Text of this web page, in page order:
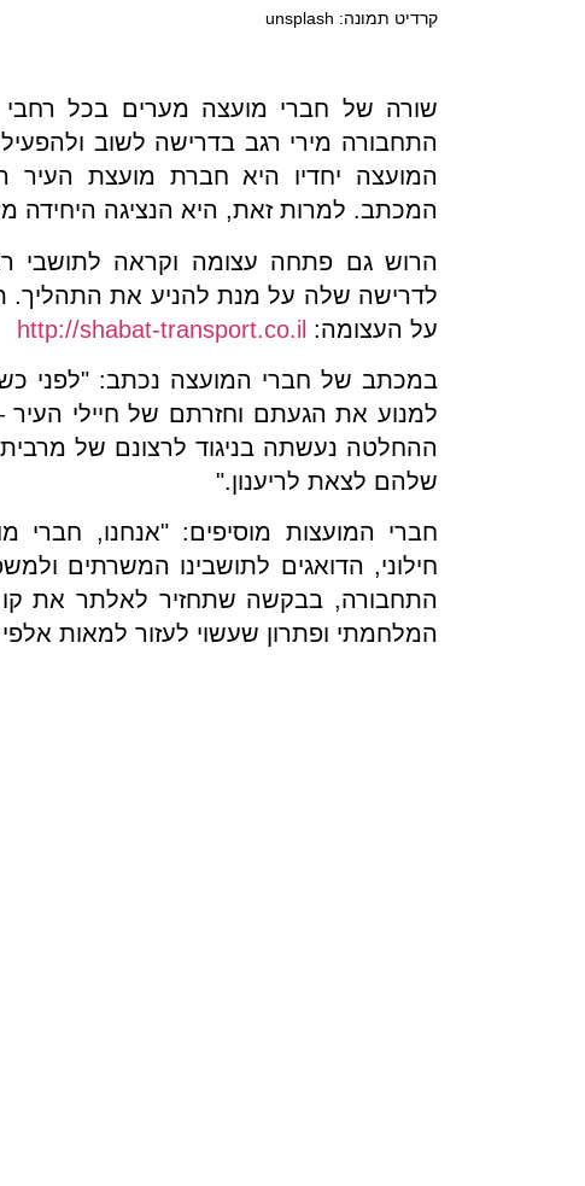
קרדיט תמונה: unsplash
שורה של חברי מועצה מערים בכל
התחבורה מירי רגב בדרישה לשוב
המועצה יחדיו היא חברת מועצת העיר
המכתב. למרות זאת, היא הנציגה היחידה
הרוש גם פתחה עצומה וקראה לתושבי
לדרישה שלה על מנת להניע את התהליך.
על העצומה: http://shabat-transport.co.il
במכתב של חברי המועצה נכתב: "לפני
למנוע את הגעתם וחזרתם של חיילי העיר
ההחלטה נעשתה בניגוד לרצונם של
שלהם לצאת לריענון."
חברי המועצות מוסיפים: "אנחנו, חברי
חילוני, הדואגים לתושבינו המשרתים
התחבורה, בבקשה שתחזיר לאלתר את
המלחמתי ופתרון שעשוי לעזור למאות אלפי